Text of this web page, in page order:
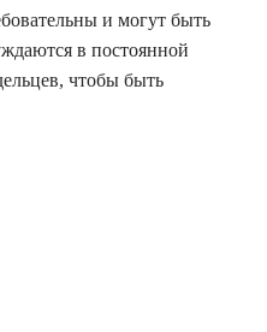
и могут быть
в постоянной
чтобы быть